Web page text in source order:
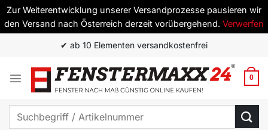
Zur Weiterentwicklung unserer Versandprozesse pausieren wir
den Versand nach Österreich derzeit vorübergehend. Verwerfen
springen
✔ ab 10 Elementen versandkostenfrei
0
Suchen